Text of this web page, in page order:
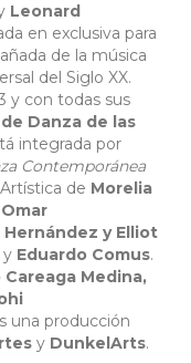
Leonard
en exclusiva para
de la música
del Siglo XX.
y con todas sus
Danza de las
integrada por
Contemporánea
de Morelia
Omar
Hernández y Elliot
y Eduardo Comus.
Careaga Medina,
una producción
y DunkelArts.